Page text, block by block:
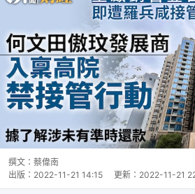
撰文： 蔡偉南
出版： 2022-11-21 14:15 更新： 2022-11-21